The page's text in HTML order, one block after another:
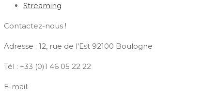
Streaming
Contactez-nous !
Adresse : 12, rue de l'Est 92100 Boulogne
Tél : +33 (0)1 46 05 22 22
E-mail: